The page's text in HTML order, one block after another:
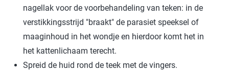
nagellak voor de voorbehandeling van teken: in de
verstikkingsstrijd "braakt" de parasiet speeksel of
maaginhoud in het wondje en hierdoor komt het in
het kattenlichaam terecht.
Spreid de huid rond de teek met de vingers.